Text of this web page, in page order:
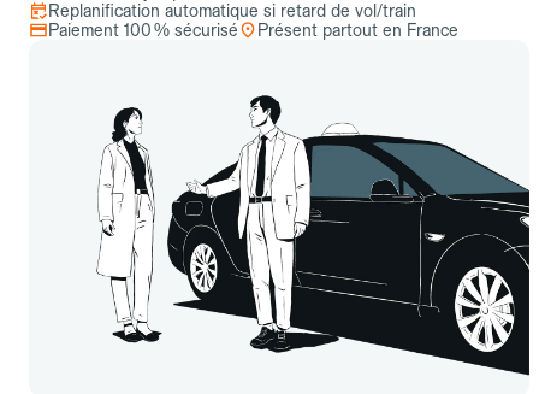
Replanification automatique si retard de vol/train
Paiement 100 % sécurisé
Présent partout en France